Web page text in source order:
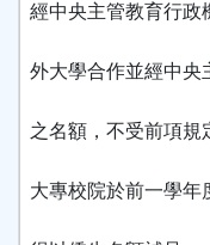
經中央主管教育行政
外大學合作並經中央
之名額，不受前項規
大專校院於前一學年